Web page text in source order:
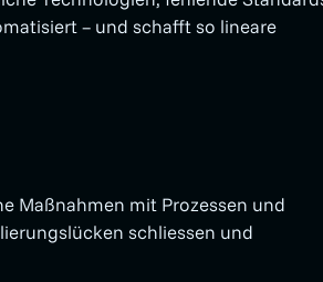
– und schafft so lineare
Maßnahmen mit Prozessen und
schliessen und